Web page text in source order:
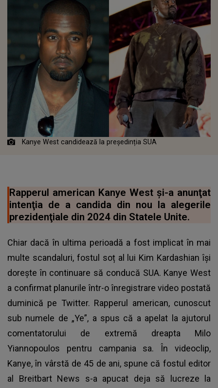
Kanye West candidează la președinția SUA
Rapperul american Kanye West şi-a anunţat
intenţia de a candida din nou la alegerile
prezidenţiale din 2024 din Statele Unite.
Chiar dacă în ultima perioadă a fost implicat în mai
multe scandaluri, fostul soț al lui Kim Kardashian își
dorește în continuare să conducă SUA. Kanye West
a confirmat planurile într-o înregistrare video postată
duminică pe Twitter. Rapperul american, cunoscut
sub numele de „Ye”, a spus că a apelat la ajutorul
comentatorului de extremă dreapta Milo
Yiannopoulos pentru campania sa. În videoclip,
Kanye, în vârstă de 45 de ani, spune că fostul editor
al Breitbart News s-a apucat deja să lucreze la